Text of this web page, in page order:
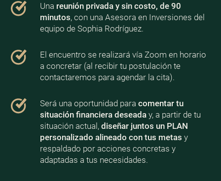
Una reunión privada y sin costo, de 90
minutos, con una Asesora en Inversiones del
equipo de Sophia Rodríguez.
El encuentro se realizará vía Zoom en horario
a concretar (al recibir tu postulación te
contactaremos para agendar la cita).
Será una oportunidad para comentar tu
situación financiera deseaday, a partir de tu
situación actual, diseñar juntos un PLAN
personalizado alineado con tus metas y
respaldado por acciones concretas y
adaptadas a tus necesidades.